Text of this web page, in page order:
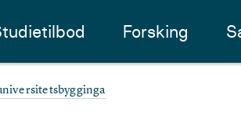
Forsking